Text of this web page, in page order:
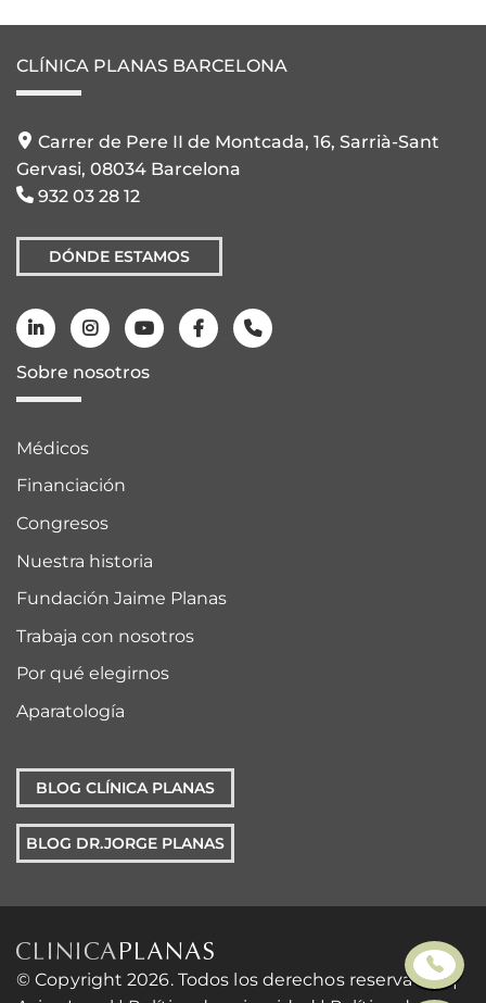
CLÍNICA PLANAS BARCELONA
Carrer de Pere II de Montcada, 16, Sarrià-Sant
Gervasi, 08034 Barcelona
932 03 28 12
DÓNDE ESTAMOS
Sobre nosotros
Médicos
Financiación
Congresos
Nuestra historia
Fundación Jaime Planas
Trabaja con nosotros
Por qué elegirnos
Aparatología
BLOG CLÍNICA PLANAS
BLOG DR.JORGE PLANAS
© Copyright 2026. Todos los derechos reservados. |